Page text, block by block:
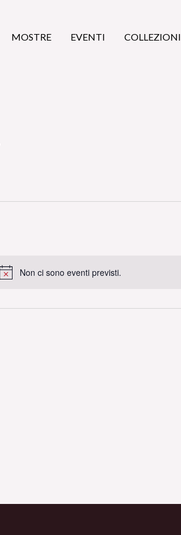
MOSTRE EVENTI COLLEZIONI
Notice
Non ci sono eventi previsti.